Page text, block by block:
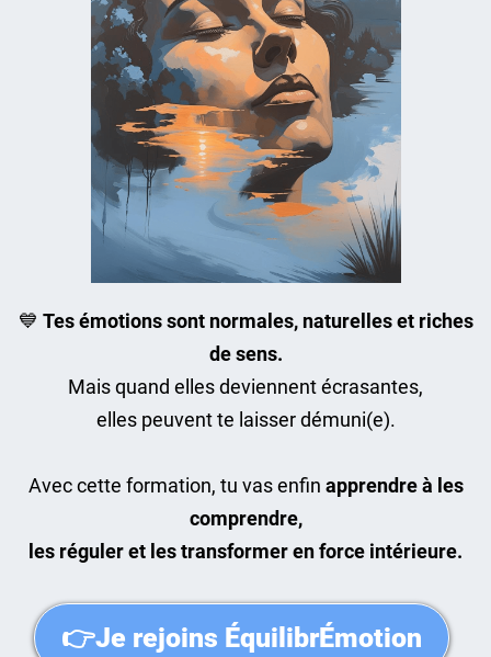
💙 Tes émotions sont normales, naturelles et riches
de sens.
Mais quand elles deviennent écrasantes,
elles peuvent te laisser démuni(e).
Avec cette formation, tu vas enfin apprendre à les
comprendre,
les réguler et les transformer en force intérieure.
👉Je rejoins ÉquilibrÉmotion